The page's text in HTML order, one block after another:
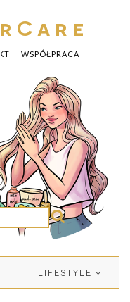
WSPÓŁPRACA
LIFESTYLE